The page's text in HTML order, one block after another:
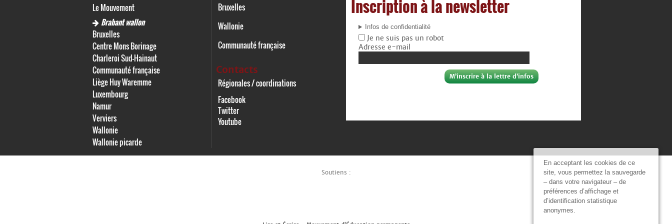
En acceptant les cookies de ce
site, vous permettez la sauvegarde
– dans votre navigateur – de
préférences d’affichage et
d’identification statistique
anonymes.
Le Mouvement
Brabant wallon
Bruxelles
Centre Mons Borinage
Charleroi Sud-Hainaut
Communauté française
Liège Huy Waremme
Luxembourg
Namur
Verviers
Wallonie
Wallonie picarde
Bruxelles
Wallonie
Communauté française
Contacts
Régionales / coordinations
Facebook
Twitter
Youtube
Inscription à la newsletter
Infos de confidentialité
Je ne suis pas un robot
Adresse e-mail
Soutiens :